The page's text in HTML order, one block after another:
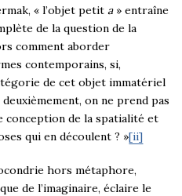
« l’objet petita» entraîne
de la question de la
comment aborder
contemporains, si,
de cet objet immatériel
on ne prend pas
conception de la spatialité et
qui en découlent ? »[ii]
hors métaphore,
de l’imaginaire, éclaire le